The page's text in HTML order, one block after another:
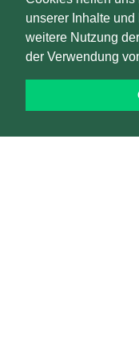
unserer Inhalte
weitere Nutzung
der Verwendung
Und was
Datenschutz und
Wenn du die Website
Verwendung von